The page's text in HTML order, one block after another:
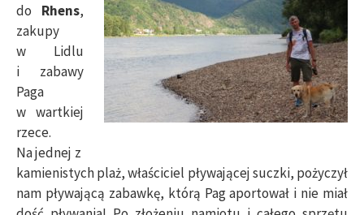
do Rhens,
zakupy
w Lidlu
i zabawy
Paga
w wartkiej
rzece.
Na jednej z
kamienistych plaż, właściciel pływającej suczki, pożyczył
nam pływającą zabawkę, którą Pag aportował i nie miał